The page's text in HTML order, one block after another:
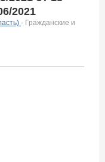
2021
- Гражданские и